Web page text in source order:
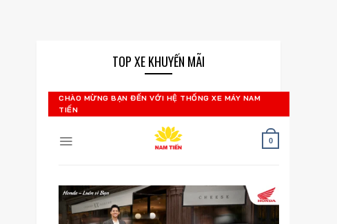
TOP XE KHUYẾN MÃI